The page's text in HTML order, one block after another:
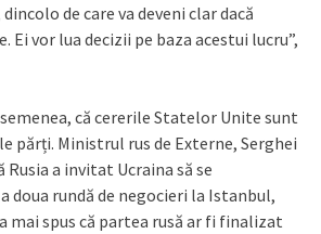
de care va deveni clar dacă
Ei vor lua decizii pe baza acestui lucru”,
că cererile Statelor Unite sunt
părți. Ministrul rus de Externe, Serghei
Rusia a invitat Ucraina să se
doua rundă de negocieri la Istanbul,
mai spus că partea rusă ar fi finalizat